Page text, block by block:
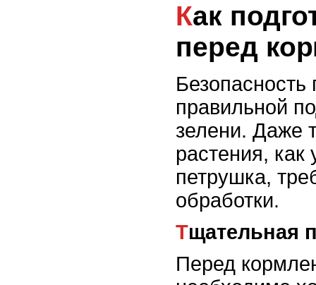
Как подготовить зелень
перед
Безопасность
правильной
зелени. Даже
растения, как
петрушка,
обработки.
Тщательная
Перед